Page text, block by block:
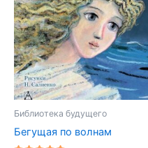
Библиотека будущего
Бегущая по волнам